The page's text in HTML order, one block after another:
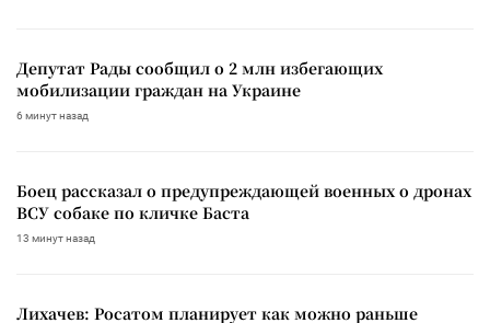
Депутат Рады сообщил о 2 млн избегающих
мобилизации граждан на Украине
6 минут назад
Боец рассказал о предупреждающей военных о дронах
ВСУ собаке по кличке Баста
13 минут назад
Лихачев: Росатом планирует как можно раньше